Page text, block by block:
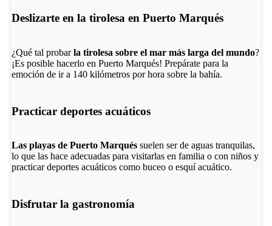
Deslizarte en la tirolesa en Puerto Marqués
¿Qué tal probarla tirolesa sobre el mar más larga del mundo?
¡Es posible hacerlo en Puerto Marqués! Prepárate para la
emoción de ir a 140 kilómetros por hora sobre la bahía.
Practicar deportes acuáticos
Las playas de Puerto Marquéssuelen ser de aguas tranquilas,
lo que las hace adecuadas para visitarlas en familia o con niños y
practicar deportes acuáticos como buceo o esquí acuático.
Disfrutar la gastronomía